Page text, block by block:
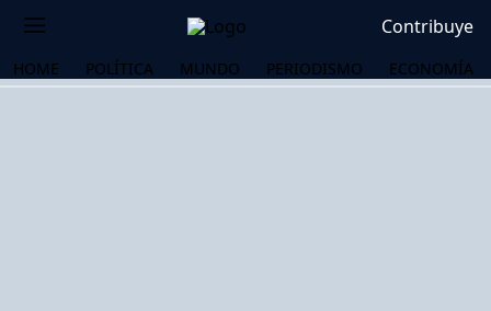
Contribuye
HOME POLÍTICA MUNDO PERIODISMO ECONOMÍA